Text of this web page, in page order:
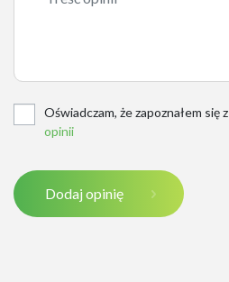
Oświadczam, że zapoznałem się z
opinii
Dodaj opinię